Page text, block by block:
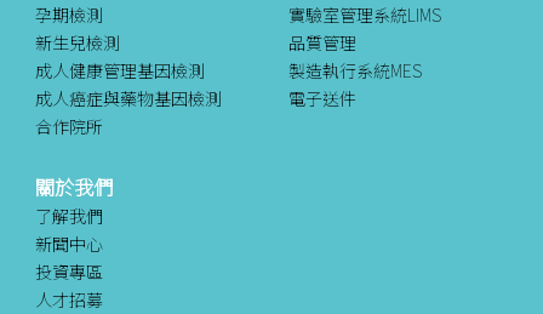
孕期檢測
新生兒檢測
成人健康管理基因檢測
成人癌症與藥物基因檢測
合作院所
實驗室管理系統LIMS
品質管理
製造執行系統MES
電子送件
關於我們
了解我們
新聞中心
投資專區
人才招募